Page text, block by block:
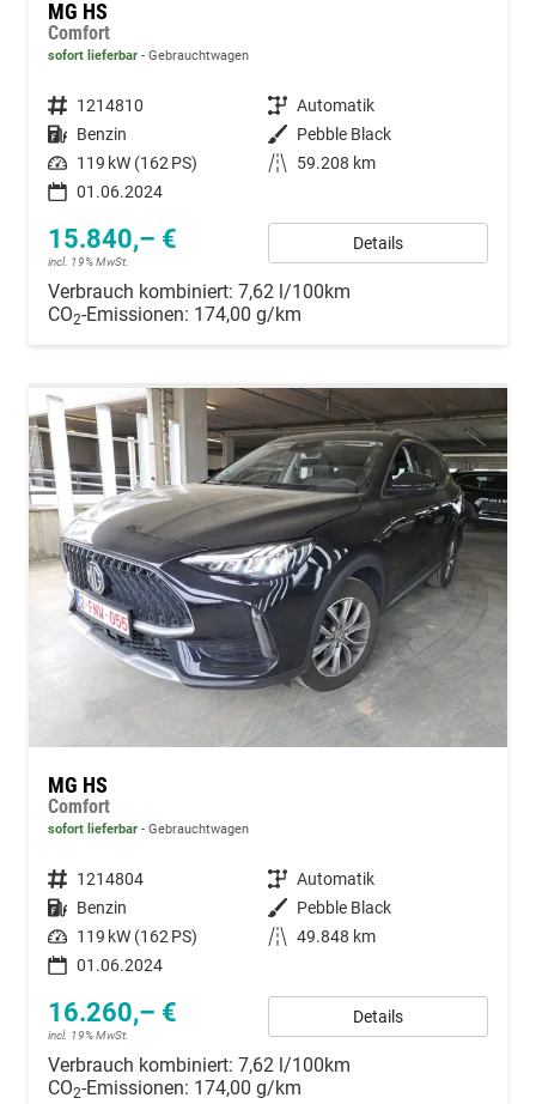
MG HS
Comfort
sofort lieferbar Gebrauchtwagen
Fahrzeugnummer 1214810 Getriebe Automatik
Kraftstoff Benzin Außenfarbe Pebble Black
Leistung 119 kW (162 PS) Kilometerstand
59.208 km
01.06.2024
15.840,– €
incl. 19% MwSt.
Details
Verbrauch kombiniert: 7,62 l/100km
CO2-Emissionen: 174,00 g/km
MG HS
Comfort
sofort lieferbar Gebrauchtwagen
Fahrzeugnummer 1214804 Getriebe Automatik
Kraftstoff Benzin Außenfarbe Pebble Black
Leistung 119 kW (162 PS) Kilometerstand 49.848 km
01.06.2024
16.260,– €
incl. 19% MwSt.
Details
Verbrauch kombiniert: 7,62 l/100km
CO2-Emissionen: 174,00 g/km